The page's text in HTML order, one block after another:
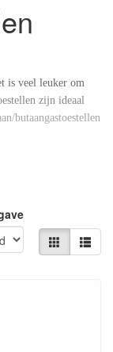
is veel leuker om
zijn ideaal
butaangastoestellen